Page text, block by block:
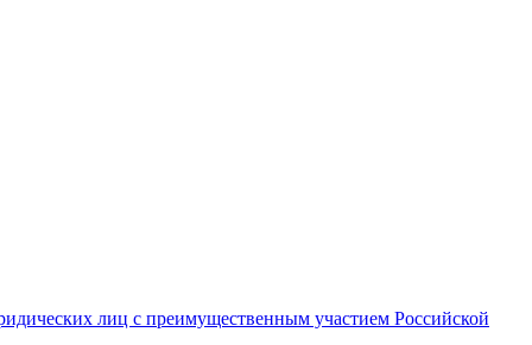
лиц с преимущественным участием Российской